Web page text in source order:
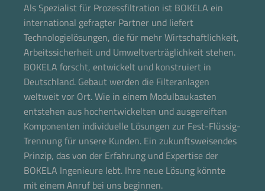
Als Spezialist für Prozessfiltration ist BOKELA ein
international gefragter Partner und liefert
Technologielösungen, die für mehr Wirtschaftlichkeit,
Arbeitssicherheit und Umweltverträglichkeit stehen.
BOKELA forscht, entwickelt und konstruiert in
Deutschland. Gebaut werden die Filteranlagen
weltweit vor Ort. Wie in einem Modulbaukasten
entstehen aus hochentwickelten und ausgereiften
Komponenten individuelle Lösungen zur Fest-Flüssig-
Trennung für unsere Kunden. Ein zukunftsweisendes
Prinzip, das von der Erfahrung und Expertise der
BOKELA Ingenieure lebt. Ihre neue Lösung könnte
mit einem Anruf bei uns beginnen.